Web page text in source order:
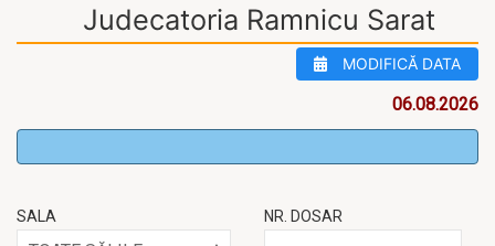
Judecatoria Ramnicu Sarat
MODIFICĂ DATA
06.08.2026
SALA NR. DOSAR